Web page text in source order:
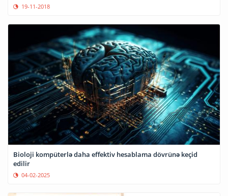
19-11-2018
Bioloji kompüterlə daha effektiv hesablama dövrünə keçid
edilir
04-02-2025